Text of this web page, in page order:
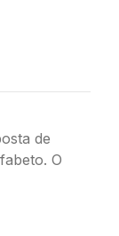
de
O